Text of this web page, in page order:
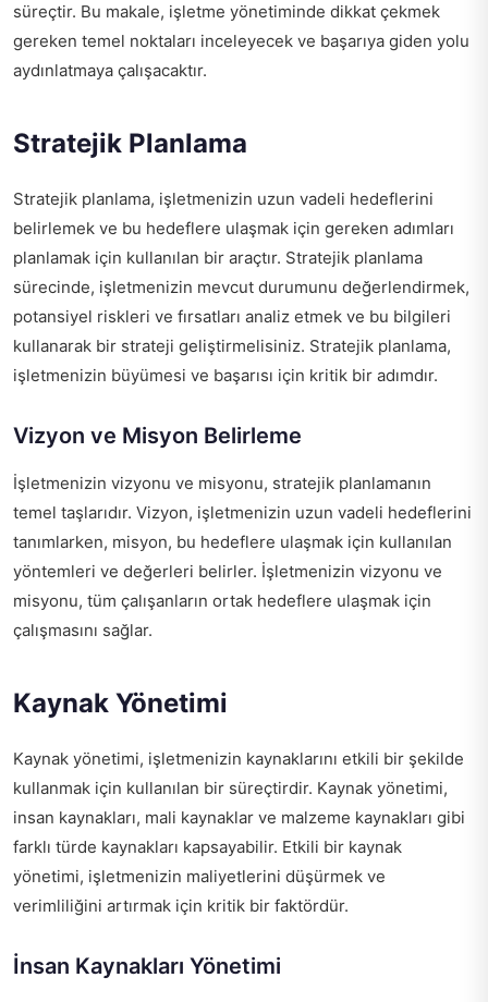
süreçtir. Bu makale, işletme yönetiminde dikkat çekmek
gereken temel noktaları inceleyecek ve başarıya giden yolu
aydınlatmaya çalışacaktır.
Stratejik Planlama
Stratejik planlama, işletmenizin uzun vadeli hedeflerini
belirlemek ve bu hedeflere ulaşmak için gereken adımları
planlamak için kullanılan bir araçtır. Stratejik planlama
sürecinde, işletmenizin mevcut durumunu değerlendirmek,
potansiyel riskleri ve fırsatları analiz etmek ve bu bilgileri
kullanarak bir strateji geliştirmelisiniz. Stratejik planlama,
işletmenizin büyümesi ve başarısı için kritik bir adımdır.
Vizyon ve Misyon Belirleme
İşletmenizin vizyonu ve misyonu, stratejik planlamanın
temel taşlarıdır. Vizyon, işletmenizin uzun vadeli hedeflerini
tanımlarken, misyon, bu hedeflere ulaşmak için kullanılan
yöntemleri ve değerleri belirler. İşletmenizin vizyonu ve
misyonu, tüm çalışanların ortak hedeflere ulaşmak için
çalışmasını sağlar.
Kaynak Yönetimi
Kaynak yönetimi, işletmenizin kaynaklarını etkili bir şekilde
kullanmak için kullanılan bir süreçtirdir. Kaynak yönetimi,
insan kaynakları, mali kaynaklar ve malzeme kaynakları gibi
farklı türde kaynakları kapsayabilir. Etkili bir kaynak
yönetimi, işletmenizin maliyetlerini düşürmek ve
verimliliğini artırmak için kritik bir faktördür.
İnsan Kaynakları Yönetimi